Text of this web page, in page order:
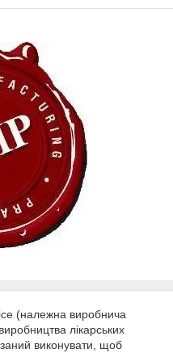
(належна виробнича
лікарських
виконувати, щоб